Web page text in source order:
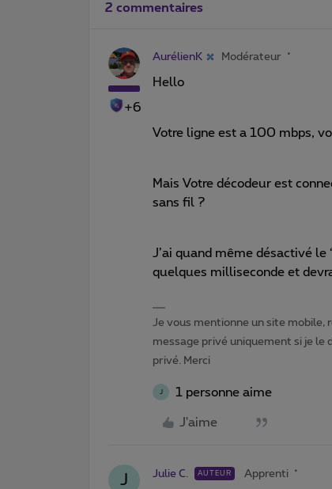
2 commentaires
+6
AurélienK Modérateur
Hello
Votre ligne est a 100 mbps,
Mais Votre décodeur est
sans fil ?
J’ai quand même désactivé le
quelques milliseconde et
Je vous mentionne un site
message privé uniquement si je le
privé. Merci
1 personne aime
J'aime
J Julie C. AUTEUR Apprenti